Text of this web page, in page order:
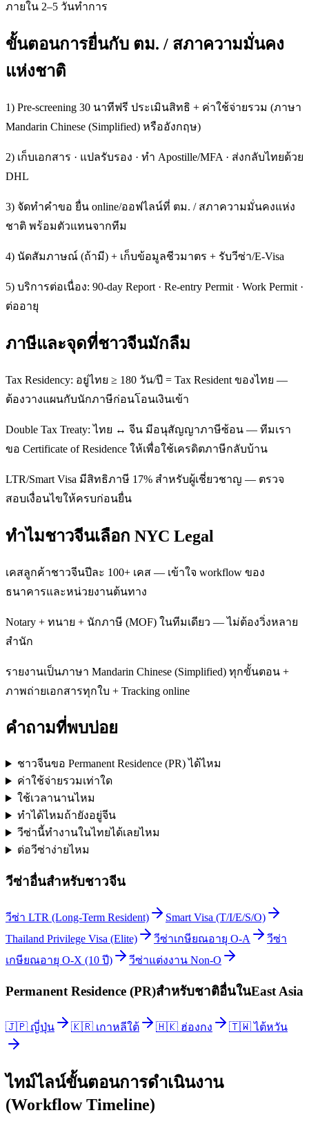
ภายใน 2–5 วันทำการ
ขั้นตอนการยื่นกับ ตม. / สภาความมั่นคง
แห่งชาติ
1) Pre-screening 30 นาทีฟรี ประเมินสิทธิ + ค่าใช้จ่ายรวม (ภาษา
Mandarin Chinese (Simplified) หรืออังกฤษ)
2) เก็บเอกสาร · แปลรับรอง · ทำ Apostille/MFA · ส่งกลับไทยด้วย
DHL
3) จัดทำคำขอ ยื่น online/ออฟไลน์ที่ ตม. / สภาความมั่นคงแห่ง
ชาติ พร้อมตัวแทนจากทีม
4) นัดสัมภาษณ์ (ถ้ามี) + เก็บข้อมูลชีวมาตร + รับวีซ่า/E-Visa
5) บริการต่อเนื่อง: 90-day Report · Re-entry Permit · Work Permit ·
ต่ออายุ
ภาษีและจุดที่ชาวจีนมักลืม
Tax Residency: อยู่ไทย ≥ 180 วัน/ปี = Tax Resident ของไทย —
ต้องวางแผนกับนักภาษีก่อนโอนเงินเข้า
Double Tax Treaty: ไทย ↔ จีน มีอนุสัญญาภาษีซ้อน — ทีมเรา
ขอ Certificate of Residence ให้เพื่อใช้เครดิตภาษีกลับบ้าน
LTR/Smart Visa มีสิทธิภาษี 17% สำหรับผู้เชี่ยวชาญ — ตรวจ
สอบเงื่อนไขให้ครบก่อนยื่น
ทำไมชาวจีนเลือก NYC Legal
เคสลูกค้าชาวจีนปีละ 100+ เคส — เข้าใจ workflow ของ
ธนาคารและหน่วยงานต้นทาง
Notary + ทนาย + นักภาษี (MOF) ในทีมเดียว — ไม่ต้องวิ่งหลาย
สำนัก
รายงานเป็นภาษา Mandarin Chinese (Simplified) ทุกขั้นตอน +
ภาพถ่ายเอกสารทุกใบ + Tracking online
คำถามที่พบบ่อย
ชาวจีนขอ Permanent Residence (PR) ได้ไหม
ค่าใช้จ่ายรวมเท่าใด
ใช้เวลานานไหม
ทำได้ไหมถ้ายังอยู่จีน
วีซ่านี้ทำงานในไทยได้เลยไหม
ต่อวีซ่าง่ายไหม
วีซ่าอื่นสำหรับชาวจีน
วีซ่า LTR (Long-Term Resident)
Smart Visa (T/I/E/S/O)
Thailand Privilege Visa (Elite)
วีซ่าเกษียณอายุ O-A
วีซ่า
เกษียณอายุ O-X (10 ปี)
วีซ่าแต่งงาน Non-O
Permanent Residence (PR)สำหรับชาติอื่นในEast Asia
🇯🇵 ญี่ปุ่น 🇰🇷 เกาหลีใต้ 🇭🇰 ฮ่องกง 🇹🇼 ไต้หวัน
ไทม์ไลน์ขั้นตอนการดำเนินงาน
(Workflow Timeline)